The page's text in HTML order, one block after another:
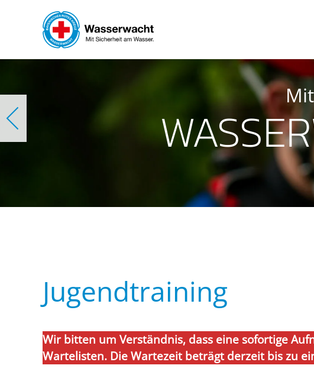
Skip to main content
Jugendtraining
Wir bitten um Verständnis, dass eine sofortige
Wartelisten. Die Wartezeit beträgt derzeit bis zu